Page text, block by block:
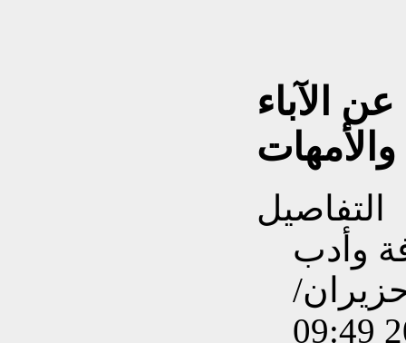
الآباء
والأمهات
التفاصيل
وأدب
بتاريخ الجمعة, 05 حزيران/